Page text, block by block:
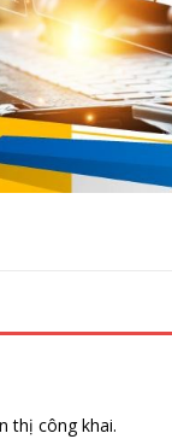
thị công khai.